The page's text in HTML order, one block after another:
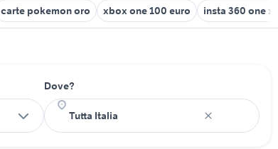
carte pokemon oro xbox one 100 euro insta 360 one x2
Dove?